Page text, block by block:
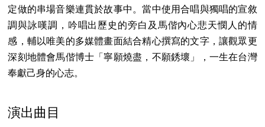
定做的串場音樂連貫於故事中。當中使用合唱與獨唱的宣敘
調與詠嘆調，吟唱出歷史的旁白及馬偕內心悲天憫人的情
感，輔以唯美的多媒體畫面結合精心撰寫的文字，讓觀眾更
深刻地體會馬偕博士「寧願燒盡，不願銹壞」，一生在台灣
奉獻己身的心志。
演出曲目